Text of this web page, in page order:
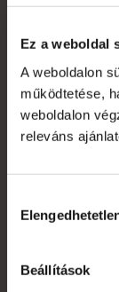
Ez a weboldal
A weboldalon
működtetése,
weboldalon
releváns
kiválasztása
Beállítások
Címkék:
roll-up
A